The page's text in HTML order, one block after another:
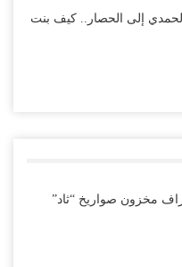
“درع الوطن” المتمركز
بعد…
عدن.. هل بدأت المناطق
إلى الحصار.. كيف بنت
مخزون صواريخ “ثاد”